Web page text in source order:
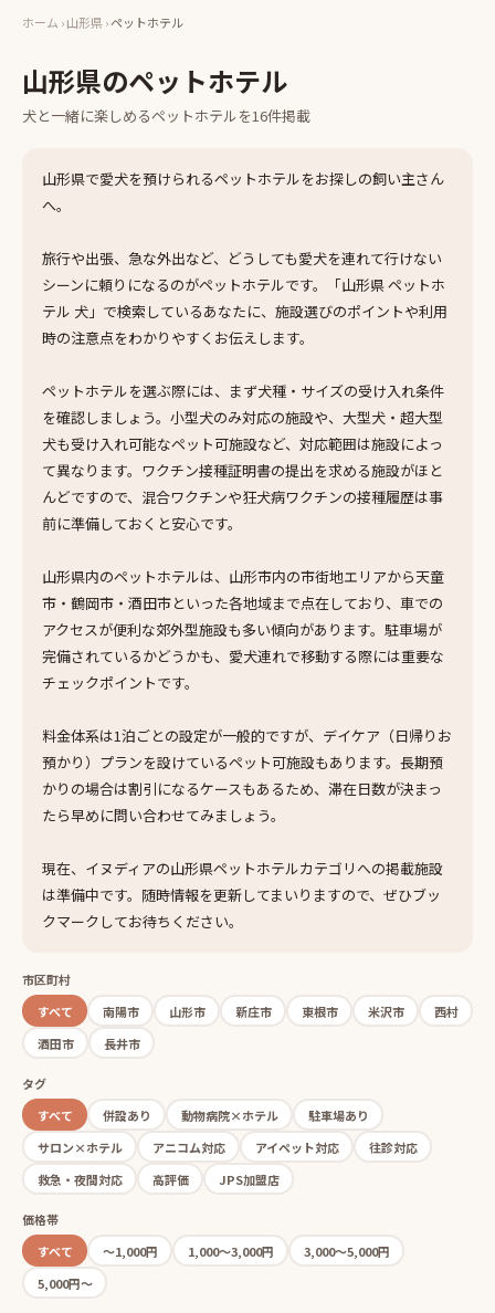
ホーム ›山形県›ペットホテル
山形県のペットホテル
犬と一緒に楽しめるペットホテルを16件掲載
山形県で愛犬を預けられるペットホテルをお探しの飼い主さん
へ。
旅行や出張、急な外出など、どうしても愛犬を連れて行けない
シーンに頼りになるのがペットホテルです。「山形県 ペットホ
テル 犬」で検索しているあなたに、施設選びのポイントや利用
時の注意点をわかりやすくお伝えします。
ペットホテルを選ぶ際には、まず犬種・サイズの受け入れ条件
を確認しましょう。小型犬のみ対応の施設や、大型犬・超大型
犬も受け入れ可能なペット可施設など、対応範囲は施設によっ
て異なります。ワクチン接種証明書の提出を求める施設がほと
んどですので、混合ワクチンや狂犬病ワクチンの接種履歴は事
前に準備しておくと安心です。
山形県内のペットホテルは、山形市内の市街地エリアから天童
市・鶴岡市・酒田市といった各地域まで点在しており、車での
アクセスが便利な郊外型施設も多い傾向があります。駐車場が
完備されているかどうかも、愛犬連れで移動する際には重要な
チェックポイントです。
料金体系は1泊ごとの設定が一般的ですが、デイケア（日帰りお
預かり）プランを設けているペット可施設もあります。長期預
かりの場合は割引になるケースもあるため、滞在日数が決まっ
たら早めに問い合わせてみましょう。
現在、イヌディアの山形県ペットホテルカテゴリへの掲載施設
は準備中です。随時情報を更新してまいりますので、ぜひブッ
クマークしてお待ちください。
市区町村
すべて
南陽市 山形市 新庄市 東根市 米沢市
西村
酒田市
長井市
タグ
すべて
併設あり 動物病院×ホテル
駐車場あり
サロン×ホテル
アニコム対応 アイペット対応
往診対応
救急・夜間対応
高評価 JPS加盟店
価格帯
すべて
〜1,000円 1,000〜3,000円
3,000〜5,000円
5,000円〜